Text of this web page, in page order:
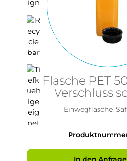
Flasche PET
Verschluss
Einwegflasche,
In den